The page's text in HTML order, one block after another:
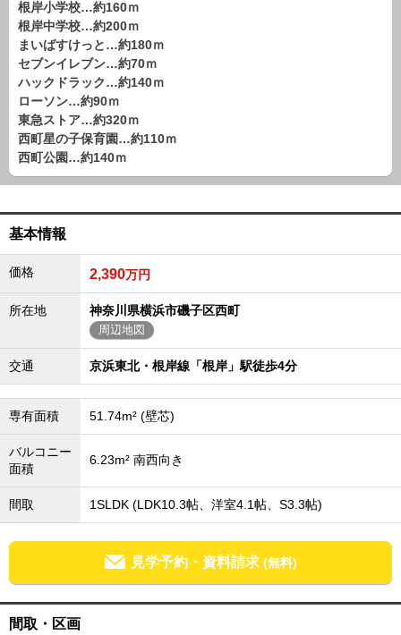
根岸小学校…約160ｍ
根岸中学校…約200ｍ
まいばすけっと…約180ｍ
セブンイレブン…約70ｍ
ハックドラック…約140ｍ
ローソン…約90ｍ
東急ストア…約320ｍ
西町星の子保育園…約110ｍ
西町公園…約140ｍ
基本情報
価格 2,390万円
所在地 神奈川県横浜市磯子区西町
周辺地図
交通 京浜東北・根岸線「根岸」駅徒歩4分
専有面積 51.74m² (壁芯)
バルコニー
面積
6.23m² 南西向き
間取 1SLDK (LDK10.3帖、洋室4.1帖、S3.3帖)
見学予約・資料請求 (無料)
間取・区画
中古一戸建
エリアから探す
路線から探す
マンション
エリアから探す
路線から探す
土 地
エリアから探す
エリアから物件検索
松戸･柏方面エリア
松戸･柏方面エリアの新築一戸建
松戸･柏方面エリアの中古一戸建
松戸･柏方面エリアのマンション
松戸･柏方面エリアの土地
成田･銚子方面エリア
成田･銚子方面エリアの新築一戸建
成田･銚子方面エリアの中古一戸建
成田･銚子方面エリアのマンション
成田･銚子方面エリアの土地
四街道･佐倉･八千代方面エリア
四街道･佐倉･八千代方面エリアの新築一戸建
四街道･佐倉･八千代方面エリアの土地
船橋･市川･浦安方面エリアの新築一戸建